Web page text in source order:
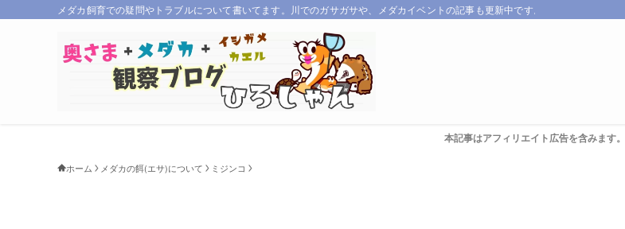
メダカ飼育での疑問やトラブルについて書いてます。川でのガサガサや、メダカイベントの記事も更新中です。
本記事はアフィリエイト広告を含みます。
ホーム メダカの餌(エサ)について ミジンコ